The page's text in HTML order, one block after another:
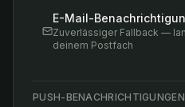
E-Mail-
Zuverlässiger Fallback —
deinem Postfach
PUSH-BENACHRICHTIGUNGEN